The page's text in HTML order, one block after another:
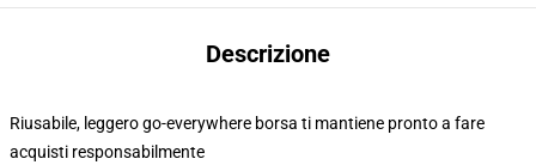
Descrizione
Riusabile, leggero go-everywhere borsa ti mantiene pronto a fare
acquisti responsabilmente